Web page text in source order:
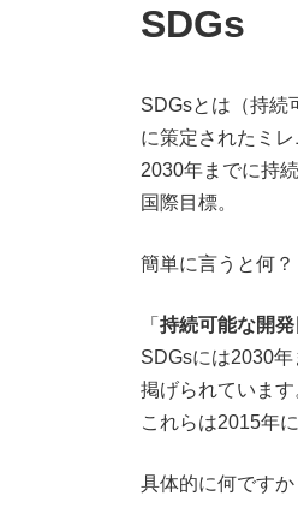
SDGs
SDGsとは（持続
に策定されたミ
2030年までに持
国際目標。
簡単に言うと何？
「 持続可能な開
SDGsには2030
掲げられています
これらは2015年
具体的に何ですか